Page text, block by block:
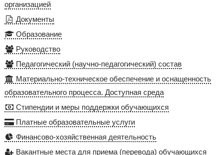
организацией
Документы
Образование
Руководство
Педагогический (научно-педагогический) состав
Материально-техническое обеспечение и оснащенность
образовательного процесса. Доступная среда
Стипендии и меры поддержки обучающихся
Платные образовательные услуги
Финансово-хозяйственная деятельность
Вакантные места для приема (перевода) обучающихся